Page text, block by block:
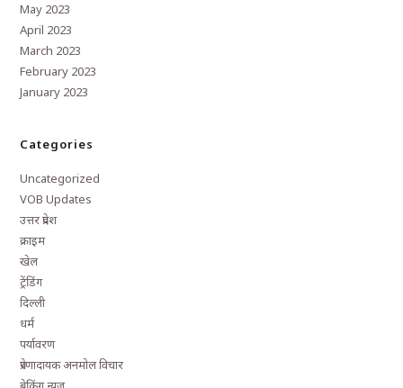
May 2023
April 2023
March 2023
February 2023
January 2023
Categories
Uncategorized
VOB Updates
उत्तर प्रदेश
क्राइम
खेल
ट्रेंडिंग
दिल्ली
धर्म
पर्यावरण
प्रेरणादायक अनमोल विचार